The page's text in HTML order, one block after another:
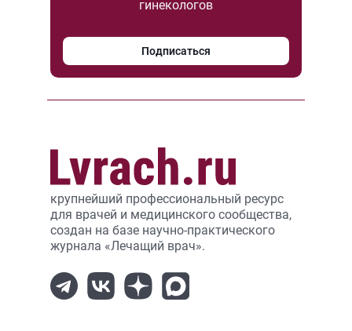
гинекологов
Подписаться
крупнейший профессиональный ресурс
для врачей и медицинского сообщества,
создан на базе научно-практического
журнала «Лечащий врач».